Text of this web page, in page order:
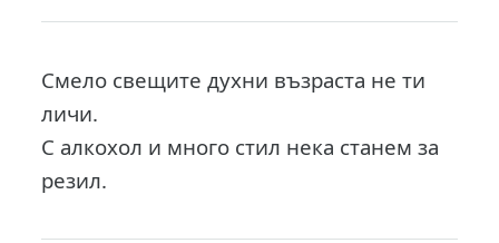
Смело свещите духни възраста не ти
личи.
С алкохол и много стил нека станем за
резил.